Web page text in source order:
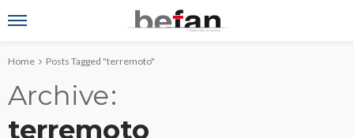
Home Posts Tagged "terremoto"
Archive
terremoto